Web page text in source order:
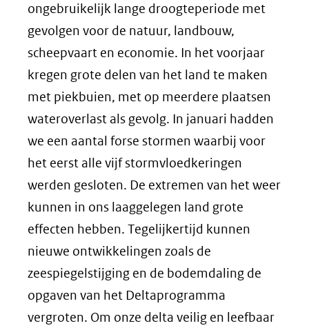
ongebruikelijk lange droogteperiode met
gevolgen voor de natuur, landbouw,
scheepvaart en economie. In het voorjaar
kregen grote delen van het land te maken
met piekbuien, met op meerdere plaatsen
wateroverlast als gevolg. In januari hadden
we een aantal forse stormen waarbij voor
het eerst alle vijf stormvloedkeringen
werden gesloten. De extremen van het weer
kunnen in ons laaggelegen land grote
effecten hebben. Tegelijkertijd kunnen
nieuwe ontwikkelingen zoals de
zeespiegelstijging en de bodemdaling de
opgaven van het Deltaprogramma
vergroten. Om onze delta veilig en leefbaar